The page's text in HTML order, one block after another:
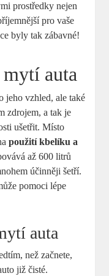
prostředky nejen
pro vaše
byly tak zábavné!
auta
jeho vzhled, ale také
zdrojem, a tak je
ušetřit. Místo
použití kbelíku a
až 600 litrů
účinněji šetří.
pomoci lépe
auta
než začnete,
již čisté.